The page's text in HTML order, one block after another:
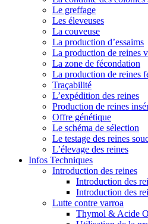
Le greffage
Les éleveuses
La couveuse
La production d’essaims
La production de reines
La zone de fécondation
La production de reines
Traçabilité
L’expédition des reines
Production de reines
Offre génétique
Le schéma de sélection
Le testage des reines
L’élevage des reines
Infos Techniques
Introduction des reines
Introduction des
Introduction des
Lutte contre varroa
Thymol & Acide